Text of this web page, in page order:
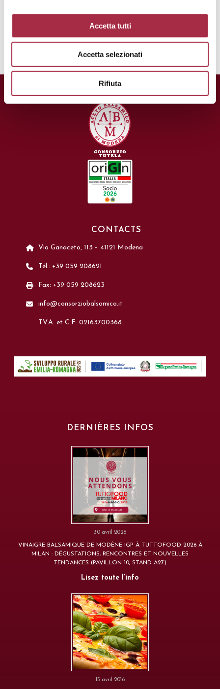
Accetta tutti
Accetta selezionati
Rifiuta
pain quelques secondes
CONTACTS
Via Ganaceto, 113 – 41121 Modena
Tél.: +39 059 208621
Fax: +39 059 208623
info@consorziobalsamico.it
T.V.A. et C.F: 02163700368
DERNIÈRES INFOS
30 avril 2026
VINAIGRE BALSAMIQUE DE MODÈNE IGP À TUTTOFOOD 2026 À
MILAN : DÉGUSTATIONS, RENCONTRES ET NOUVELLES
TENDANCES (PAVILLON 10, STAND A27)
Lisez toute l’info
15 avril 2016